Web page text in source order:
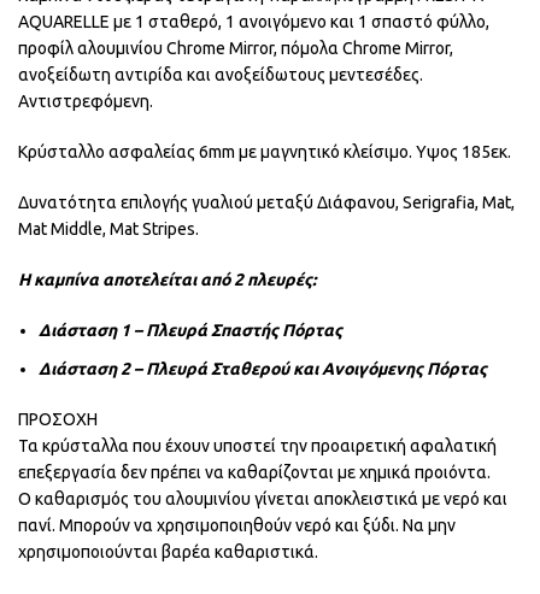
AQUARELLE με 1 σταθερό, 1 ανοιγόμενο και 1 σπαστό φύλλο,
προφίλ αλουμινίου Chrome Mirror, πόμολα Chrome Mirror,
ανοξείδωτη αντιρίδα και ανοξείδωτους μεντεσέδες.
Αντιστρεφόμενη.
Κρύσταλλο ασφαλείας 6mm με μαγνητικό κλείσιμο. Υψος 185εκ.
Δυνατότητα επιλογής γυαλιού μεταξύ Διάφανου, Serigrafia, Mat,
Mat Middle, Mat Stripes.
Η καμπίνα αποτελείται από 2 πλευρές:
Διάσταση 1 – Πλευρά Σπαστής Πόρτας
Διάσταση 2 – Πλευρά Σταθερού και Ανοιγόμενης Πόρτας
ΠΡΟΣΟΧΗ
Τα κρύσταλλα που έχουν υποστεί την προαιρετική αφαλατική
επεξεργασία δεν πρέπει να καθαρίζονται με χημικά προιόντα.
Ο καθαρισμός του αλουμινίου γίνεται αποκλειστικά με νερό και
πανί. Μπορούν να χρησιμοποιηθούν νερό και ξύδι. Να μην
χρησιμοποιούνται βαρέα καθαριστικά.